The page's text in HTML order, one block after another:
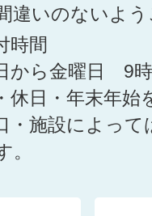
違いのないよ
時間
から金曜日 9
休日・年末年始
・施設によっ
。